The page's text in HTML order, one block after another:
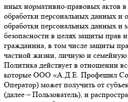
иных нормативно-правовых актов
обработки персональных данных и
обработки персональных данных и
безопасности в целях защиты прав
гражданина, в том числе защиты
частной жизни, личную и семейную
Политика действует в отношении
которые ООО «А.Д.Е. Профешнл
Оператор) может получить от
(далее – Пользователь), и